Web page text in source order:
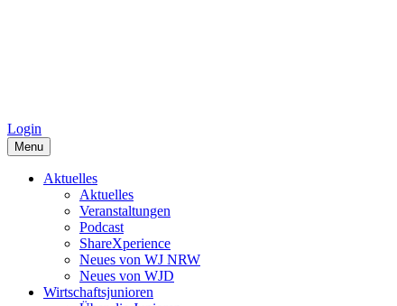
Login
Menu
Aktuelles
Aktuelles
Veranstaltungen
Podcast
ShareXperience
Neues von WJ NRW
Neues von WJD
Wirtschaftsjunioren